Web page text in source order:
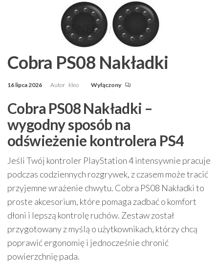
Cobra PS08 Nakładki
16 lipca 2026 Autor kleo Wyłączony
Cobra PS08 Nakładki –
wygodny sposób na
odświeżenie kontrolera PS4
Jeśli Twój kontroler PlayStation 4 intensywnie pracuje
podczas codziennych rozgrywek, z czasem może tracić
przyjemne wrażenie chwytu. Cobra PS08 Nakładki to
proste akcesorium, które pomaga zadbać o komfort
dłoni i lepszą kontrolę ruchów. Zestaw został
przygotowany z myślą o użytkownikach, którzy chcą
poprawić ergonomię i jednocześnie chronić
powierzchnię pada.